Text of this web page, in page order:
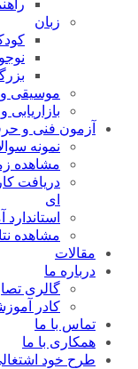
زبان
موسیقی و
آزمون فنی و
نمونه
مشاهده
دریافت
ای
مشاهده
مقالات
درباره ما
گالری
کادر
تماس با ما
همکاری با ما
طرح خود